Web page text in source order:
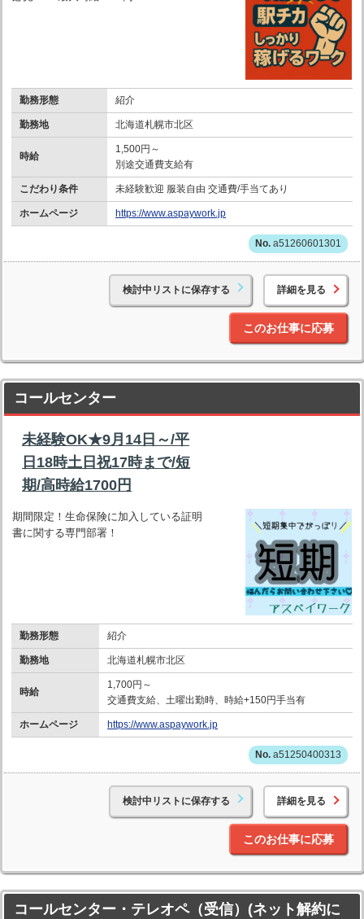
勤務形態 紹介
勤務地 北海道札幌市北区
時給
1,500円～
別途交通費支給有
こだわり条件 未経験歓迎 服装自由 交通費/手当てあり
ホームページ https://www.aspaywork.jp
a51260601301
検討中リストに保存する 詳細を見る
このお仕事に応募
コールセンター
未経験OK★9月14日～/平
日18時土日祝17時まで/短
期/高時給1700円
期間限定！生命保険に加入している証明
書に関する専門部署！
勤務形態 紹介
勤務地 北海道札幌市北区
時給
1,700円～
交通費支給、土曜出勤時、時給+150円手当有
ホームページ https://www.aspaywork.jp
a51250400313
検討中リストに保存する 詳細を見る
このお仕事に応募
コールセンター・テレオペ（受信）(ネット解約に